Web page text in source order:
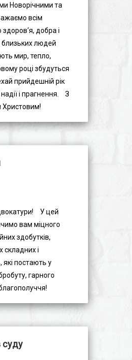
Новорічними та
всім
добра і
близьких людей
мир, тепло,
році збудуться
прийдешній рік
і прагнення.⠀ З
Христовим!
У цей
вам міцного
здобутків,
складних і
які постають у
гарного
суду